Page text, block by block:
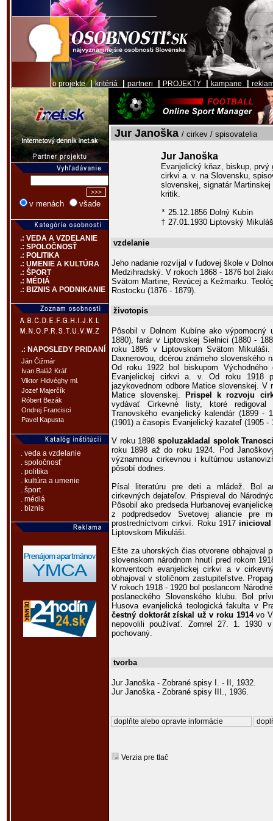
o projekte|kritériá partneri PROJEKTY kampane
v menách všade
.: VEDA A VZDELANIE
.: SPOLOČNOSŤ
.: POLITIKA
.: UMENIE A KULTÚRA
.: ŠPORT
.: MÉDIÁ
.: BIZNIS A PODNIKANIE
.: NAPOSLEDY PRIDANÍ
Ján Čižmár
Ivan Baláž Kráľ
Viktor Hidvéghy ml.
Jozef Majerčík
Róbert Bezák
Ondrej Francisci
Pavel Kapusta
. veda a vzdelanie
. spoločnosť
. politika
. kultúra a umenie
. šport
. médiá
. biznis
Jur Janoška / cirkev / spisovatelia
Jur Janoška
Evanjelický kňaz, biskup, prvý
cirkvi a. v. na Slovensku,
slovenskej, signatár
kritik.
* 25.12.1856 Dolný Kubín
† 27.01.1930 Liptovský Mikuláš
vzdelanie
Jeho nadanie rozvíjal v ľudovej škole v
Medzihradský. V rokoch 1868 - 1876 bol
Svätom Martine, Revúcej a Kežmarku.
Rostocku (1876 - 1879).
životopis
Pôsobil v Dolnom Kubíne ako výpomocný
1880), farár v Liptovskej Sielnici (1880 -
roku 1895 v Liptovskom Svätom
Daxnerovou, dcérou známeho slovenského
Od roku 1922 bol biskupom Východného
Evanjelickej cirkvi a. v. Od roku 1918
jazykovednom odbore Matice slovenskej. V
Matice slovenskej.
Prispel k rozvoju
vydávať Cirkevné listy, ktoré
Tranovského evanjelický kalendár (1899 -
(1901) a časopis Evanjelický kazateľ (1905 -
V roku 1898 spoluzakladal spolok
roku 1898 až do roku 1924. Pod
významnou cirkevnou i kultúrnou
pôsobí dodnes.
Písal literatúru pre deti a mládež. Bol
cirkevných dejateľov. Prispieval do
Pôsobil ako predseda Hurbanovej
z podpredsedov Svetovej aliancie pre
prostredníctvom cirkví. Roku 1917
Liptovskom Mikuláši.
Ešte za uhorských čias otvorene obhajoval
slovenskom národnom hnutí pred rokom
konventoch evanjelickej cirkvi a v
obhajoval v stoličnom zastupiteľstve.
V rokoch 1918 - 1920 bol poslancom
poslaneckého Slovenského klubu. Bol
Husova evanjelická teologická fakulta v
čestný doktorát získal už v roku 1914vo
nepovolili používať. Zomrel 27. 1. 1930
pochovaný.
tvorba
Jur Janoška - Zobrané spisy I. - II, 1932.
Jur Janoška - Zobrané spisy III., 1936.
doplňte alebo opravte informácie
Verzia pre tlač